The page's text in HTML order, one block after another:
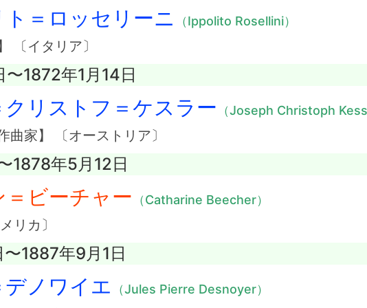
＝ロッセリーニ （Ippolito Rosellini）
〔イタリア〕
1872年1月14日
クリストフ＝ケスラー （Joseph Christoph
曲家】 〔オーストリア〕
1878年5月12日
ビーチャー （Catharine Beecher）
リカ〕
1887年9月1日
ノワイエ （Jules Pierre Desnoyer）